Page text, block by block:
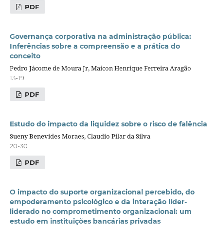
PDF
Governança corporativa na administração pública:
Inferências sobre a compreensão e a prática do
conceito
Pedro Jácome de Moura Jr, Maicon Henrique Ferreira Aragão
13-19
PDF
Estudo do impacto da liquidez sobre o risco de falência
Sueny Benevides Moraes, Claudio Pilar da Silva
20-30
PDF
O impacto do suporte organizacional percebido, do
empoderamento psicológico e da interação líder-
liderado no comprometimento organizacional: um
estudo em instituições bancárias privadas